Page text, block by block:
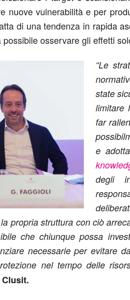
nuove vulnerabilità e per
di una tendenza in rapida
possibile osservare gli effetti
“Le
state
limitare
far
e
degli
propria struttura con ciò
che chiunque possa
necessarie per evitare
nel tempo delle